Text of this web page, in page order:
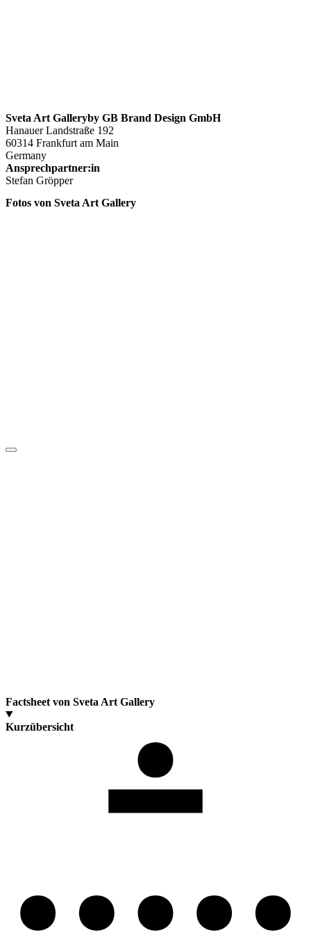
Sveta Art Galleryby GB Brand Design GmbH
Hanauer Landstraße 192
60314 Frankfurt am Main
Germany
Ansprechpartner:in
Stefan Gröpper
Fotos von Sveta Art Gallery
Factsheet von Sveta Art Gallery
Kurzübersicht